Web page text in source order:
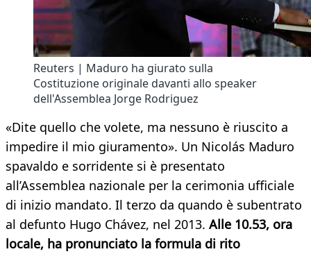
Reuters | Maduro ha giurato sulla
Costituzione originale davanti allo speaker
dell'Assemblea Jorge Rodriguez
«Dite quello che volete, ma nessuno è riuscito a
impedire il mio giuramento». Un Nicolás Maduro
spavaldo e sorridente si è presentato
all’Assemblea nazionale per la cerimonia ufficiale
di inizio mandato. Il terzo da quando è subentrato
al defunto Hugo Chávez, nel 2013. Alle 10.53, ora
locale, ha pronunciato la formula di rito